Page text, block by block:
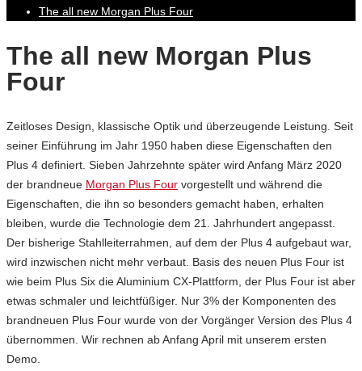
The all new Morgan Plus Four
The all new Morgan Plus
Four
Zeitloses Design, klassische Optik und überzeugende Leistung. Seit
seiner Einführung im Jahr 1950 haben diese Eigenschaften den
Plus 4 definiert. Sieben Jahrzehnte später wird Anfang März 2020
der brandneue Morgan Plus Four vorgestellt und während die
Eigenschaften, die ihn so besonders gemacht haben, erhalten
bleiben, wurde die Technologie dem 21. Jahrhundert angepasst.
Der bisherige Stahlleiterrahmen, auf dem der Plus 4 aufgebaut war,
wird inzwischen nicht mehr verbaut. Basis des neuen Plus Four ist
wie beim Plus Six die Aluminium CX-Plattform, der Plus Four ist aber
etwas schmaler und leichtfüßiger. Nur 3% der Komponenten des
brandneuen Plus Four wurde von der Vorgänger Version des Plus 4
übernommen. Wir rechnen ab Anfang April mit unserem ersten
Demo.